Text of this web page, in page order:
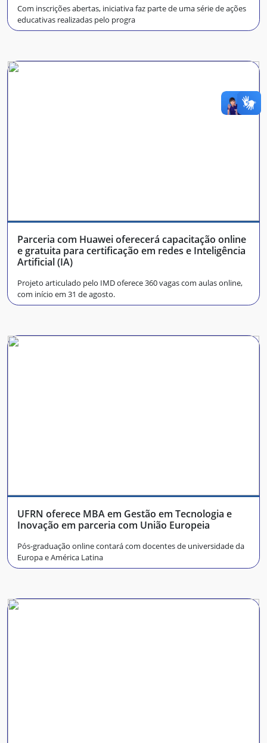
Com inscrições abertas, iniciativa faz parte de uma série de ações
educativas realizadas pelo progra
Parceria com Huawei oferecerá capacitação online
e gratuita para certificação em redes e Inteligência
Artificial (IA)
Projeto articulado pelo IMD oferece 360 vagas com aulas online,
com início em 31 de agosto.
UFRN oferece MBA em Gestão em Tecnologia e
Inovação em parceria com União Europeia
Pós-graduação online contará com docentes de universidade da
Europa e América Latina